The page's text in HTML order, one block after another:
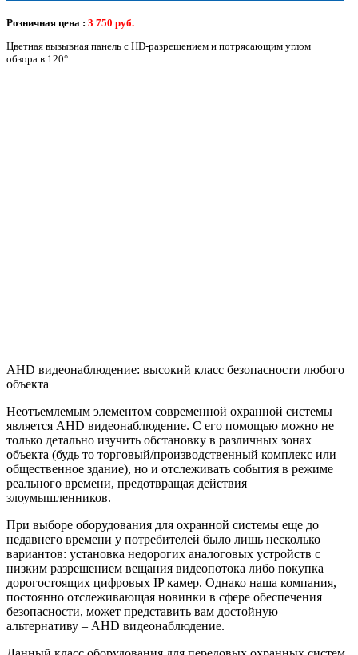
Розничная цена : 3 750 руб.
Цветная вызывная панель с HD-разрешением и потрясающим углом
обзора в 120°
AHD видеонаблюдение: высокий класс безопасности любого
объекта
Неотъемлемым элементом современной охранной системы
является AHD видеонаблюдение. С его помощью можно не
только детально изучить обстановку в различных зонах
объекта (будь то торговый/производственный комплекс или
общественное здание), но и отслеживать события в режиме
реального времени, предотвращая действия
злоумышленников.
При выборе оборудования для охранной системы еще до
недавнего времени у потребителей было лишь несколько
вариантов: установка недорогих аналоговых устройств с
низким разрешением вещания видеопотока либо покупка
дорогостоящих цифровых IP камер. Однако наша компания,
постоянно отслеживающая новинки в сфере обеспечения
безопасности, может представить вам достойную
альтернативу – AHD видеонаблюдение.